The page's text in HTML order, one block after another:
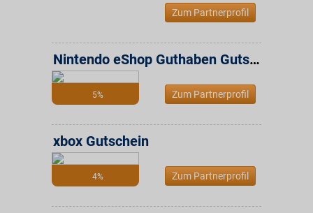
Zum Partnerprofil
5%
Nintendo eShop Guthaben Gutschein
Zum Partnerprofil
4%
xbox Gutschein
Zum Partnerprofil